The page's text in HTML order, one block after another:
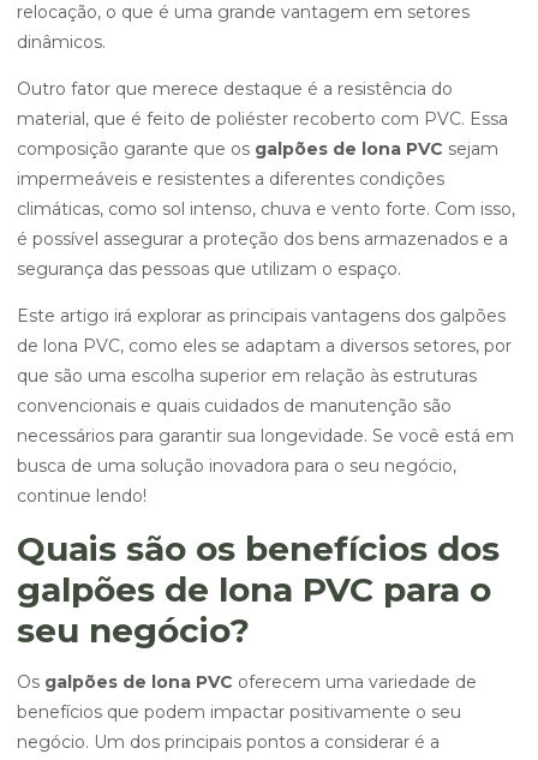
relocação, o que é uma grande vantagem em setores
dinâmicos.
Outro fator que merece destaque é a resistência do
material, que é feito de poliéster recoberto com PVC. Essa
composição garante que os galpões de lona PVC sejam
impermeáveis e resistentes a diferentes condições
climáticas, como sol intenso, chuva e vento forte. Com isso,
é possível assegurar a proteção dos bens armazenados e a
segurança das pessoas que utilizam o espaço.
Este artigo irá explorar as principais vantagens dos galpões
de lona PVC, como eles se adaptam a diversos setores, por
que são uma escolha superior em relação às estruturas
convencionais e quais cuidados de manutenção são
necessários para garantir sua longevidade. Se você está em
busca de uma solução inovadora para o seu negócio,
continue lendo!
Quais são os benefícios dos
galpões de lona PVC para o
seu negócio?
Os galpões de lona PVC oferecem uma variedade de
benefícios que podem impactar positivamente o seu
negócio. Um dos principais pontos a considerar é a